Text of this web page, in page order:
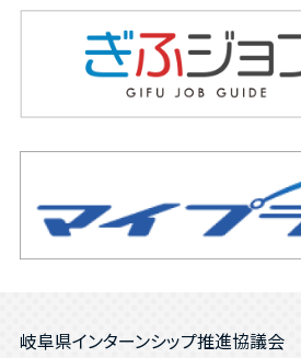
岐阜県インターンシップ推進協議会